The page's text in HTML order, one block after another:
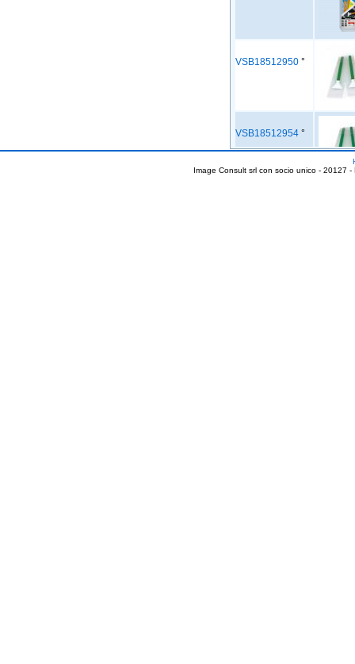
VSB18512950 °
VSB18512954 °
Image Consult srl con socio unico - 20127